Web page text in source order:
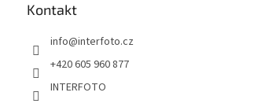
Kontakt
info@interfoto.cz
+420 605 960 877
INTERFOTO